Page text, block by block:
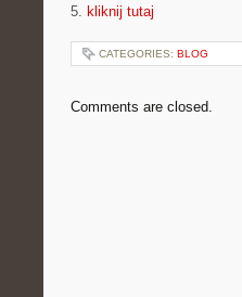
5. kliknij tutaj
CATEGORIES: BLOG
Comments are closed.